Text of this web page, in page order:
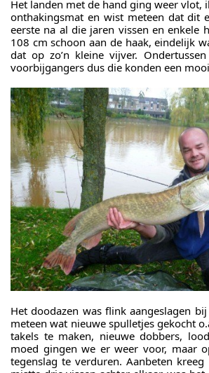
Het landen met de hand ging weer vlot,
onthakingsmat en wist meteen dat dit
eerste na al die jaren vissen en enkele
108 cm schoon aan de haak, eindelijk
dat op zo’n kleine vijver.
voorbijgangers dus die konden een
Het doodazen was flink aangeslagen
meteen wat nieuwe spulletjes gekocht
takels te maken, nieuwe dobbers,
moed gingen we er weer voor, maar
tegenslag te verduren. Aanbeten